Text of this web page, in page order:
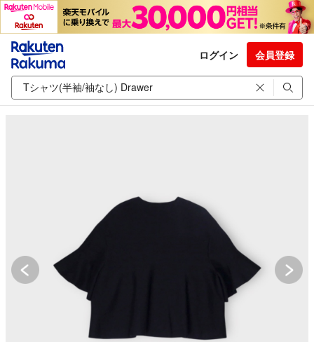
ログイン 会員登録